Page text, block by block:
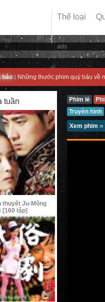
Thể loại
ads
báo : Những thước phim quý báu về
tuần
thuyết Ju-Mông
[160 tập]
Phim lẻ
Truyền hình
Xem phim »